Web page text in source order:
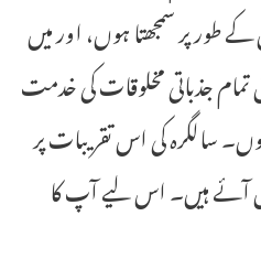
طور پر سمجھتا ہوں، اور میں
جذباتی مخلوقات کی خدمت
سالگرہ کی اس تقریبات پر
ہیں۔ اس لیے آپ کا